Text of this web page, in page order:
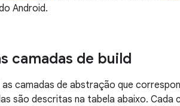
Android.
camadas de build
as camadas de abstração que
são descritas na tabela abaixo. Cada